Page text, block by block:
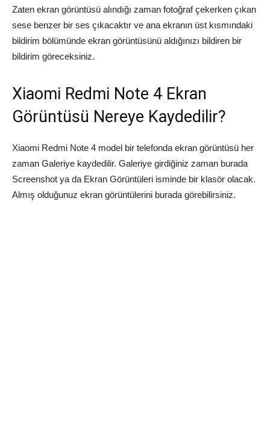
Zaten ekran görüntüsü alındığı zaman fotoğraf çekerken çıkan
sese benzer bir ses çıkacaktır ve ana ekranın üst kısmındaki
bildirim bölümünde ekran görüntüsünü aldığınızı bildiren bir
bildirim göreceksiniz.
Xiaomi Redmi Note 4 Ekran
Görüntüsü Nereye Kaydedilir?
Xiaomi Redmi Note 4 model bir telefonda ekran görüntüsü her
zaman Galeriye kaydedilir. Galeriye girdiğiniz zaman burada
Screenshot ya da Ekran Görüntüleri isminde bir klasör olacak.
Almış olduğunuz ekran görüntülerini burada görebilirsiniz.